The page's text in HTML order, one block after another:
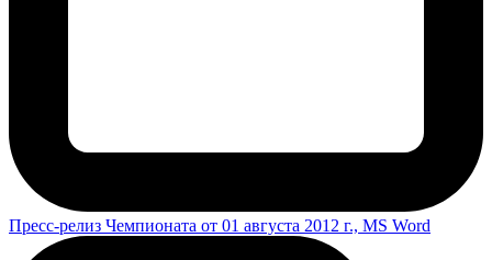
Пресс-релиз Чемпионата от 01 августа 2012 г., MS Word